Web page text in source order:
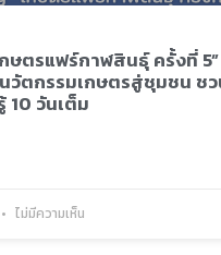
ษตรแฟร์กาฬสินธุ์ ครั้งที่ 5”
ตกรรมเกษตรสู่ชุมชน ชว
10 วันเต็ม
ไม่มีความเห็น